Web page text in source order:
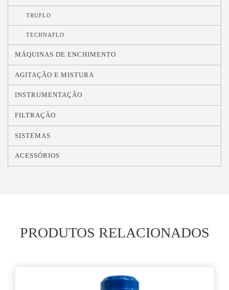
TRUFLO
TECHNAFLO
MÁQUINAS DE ENCHIMENTO
AGITAÇÃO E MISTURA
INSTRUMENTAÇÃO
FILTRAÇÃO
SISTEMAS
ACESSÓRIOS
PRODUTOS RELACIONADOS